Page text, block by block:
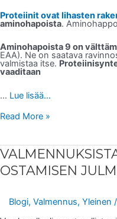
Proteiinit ovat lihasten
aminohapoista.
Aminohapoista 9 on
EAA). Ne on saatava
valmistaa itse.
vaaditaan
… Lue lisää...
Read More »
OSTAMISEN
Blogi, Valmennus, Yleinen /
VALMENNUKSISTA,
VALMENTAJISTA
ja
OSTAMISEN